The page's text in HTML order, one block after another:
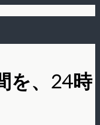
を、24時